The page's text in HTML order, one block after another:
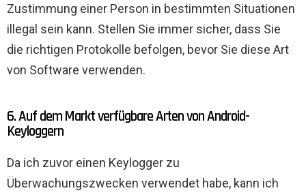
Zustimmung einer Person in bestimmten Situationen
illegal sein kann. Stellen Sie immer sicher, dass Sie
die richtigen Protokolle befolgen, bevor Sie diese Art
von Software verwenden.
6. Auf dem Markt verfügbare Arten von Android-
Keyloggern
Da ich zuvor einen Keylogger zu
Überwachungszwecken verwendet habe, kann ich